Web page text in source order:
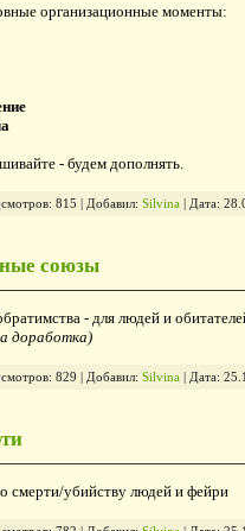
организационные моменты:
- будем дополнять.
815 Добавил: Silvina Дата:
союзы
- для людей и
доработка)
829 Добавил: Silvina Дата:
смерти/убийству людей и фейри